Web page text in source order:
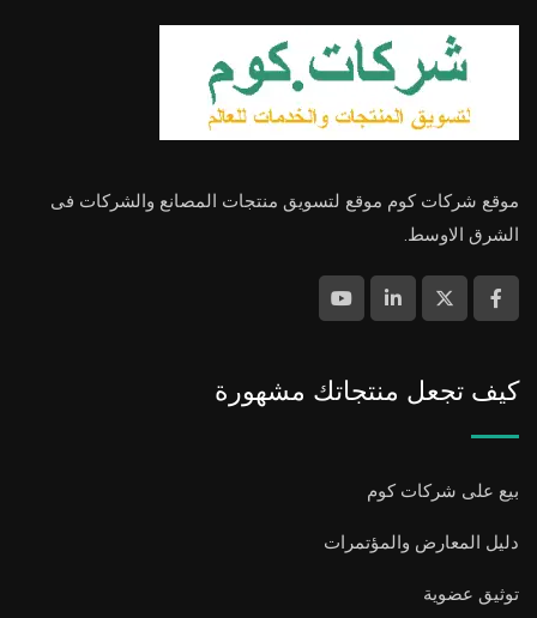
موقع شركات كوم موقع لتسويق منتجات المصانع والشركات فى
الشرق الاوسط.
كيف تجعل منتجاتك مشهورة
بيع على شركات كوم
دليل المعارض والمؤتمرات
توثيق عضوية